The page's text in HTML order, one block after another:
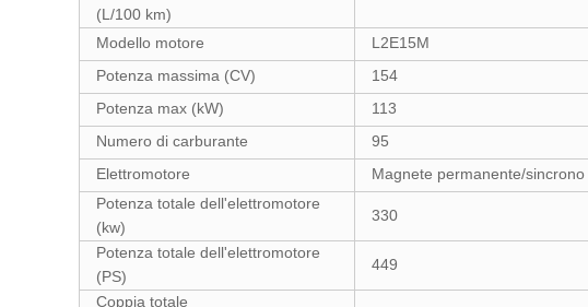
(L/100 km)
Modello motore L2E15M
Potenza massima (CV)
154
Potenza max (kW)
113
Numero di carburante
95
Elettromotore
Magnete permanente/sincrono
Potenza totale dell'elettromotore
(kw)
330
Potenza totale dell'elettromotore
(PS)
449
Coppia totale